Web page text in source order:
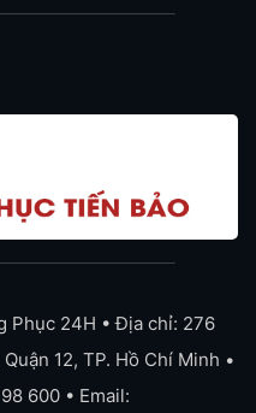
Phục 24H • Địa chỉ: 276
12, TP. Hồ Chí Minh •
600 • Email: